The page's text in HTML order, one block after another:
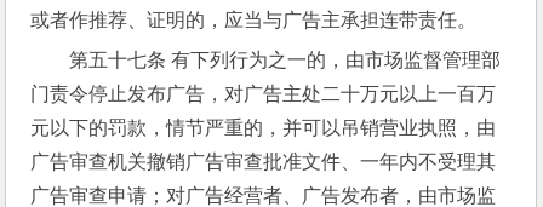
或者作推荐、证明的，应当与广告主承担连带责任。
第五十七条 有下列行为之一的，由市场监督管理部
门责令停止发布广告，对广告主处二十万元以上一百万
元以下的罚款，情节严重的，并可以吊销营业执照，由
广告审查机关撤销广告审查批准文件、一年内不受理其
广告审查申请；对广告经营者、广告发布者，由市场监